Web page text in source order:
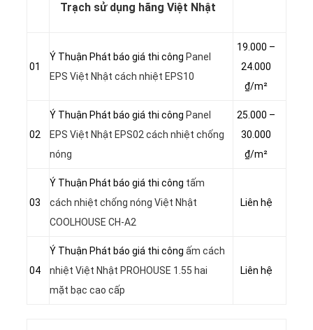
Trạch sử dụng hãng Việt Nhật
01
Ý Thuận Phát báo giá thi công Panel
EPS Việt Nhật cách nhiệt EPS10
19.000 –
24.000
₫/m²
02
Ý Thuận Phát báo giá thi công Panel
EPS Việt Nhật EPS02 cách nhiệt chống
nóng
25.000 –
30.000
₫/m²
03
Ý Thuận Phát báo giá thi công tấm
cách nhiệt chống nóng Việt Nhật
COOLHOUSE CH-A2
Liên hệ
04
Ý Thuận Phát báo giá thi công ấm cách
nhiệt Việt Nhật PROHOUSE 1.55 hai
mặt bạc cao cấp
Liên hệ